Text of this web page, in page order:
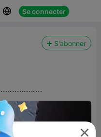
 Se connecter
S'abonner
